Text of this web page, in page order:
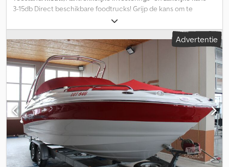
3-15db Direct beschikbare foodtrucks! Grijp de kans om te
investeren in de snelgroeiende streetfood-markt! Volledig
uitgeruste, direct inzetbare snackwagens zijn per direct
leverbaar – ook met flexibele financieringsopties vanaf 0%
aanbetaling. Deze voertuigen zijn direct te verhuren of door te
verkopen en bieden een snelle terugverdientijd en voorspelbare
inkomsten vanaf de eerste maand. Dsdoxp Ir Ropfx Ah Ejck Voor
investeerders & ondernemers: - Passief inkomen door verhuur -
Uitbreiding van bestaande horeca- of evenementenactiviteiten -
Opbouw van een rendabel businessmodel in de streetfood-
sector - Veilige investering in materiële activa met snelle
waardestijging Uw voordelen: - Direct beschikbare voertuigen,
geen wachttijd - Flexibele lease- of financieringsopties vanaf 0%
eigen vermogen - Grote vraag in Duitsland, Oostenrijk en
Zwitserland - Snel rendement door verhuur of doorverkoop -
Advertentie